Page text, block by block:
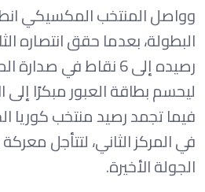
وواصل المنتخب المكسيكي
البطولة، بعدما حقق انتصاره
رصيده إلى 6 نقاط في
ليحسم بطاقة العبور مبكرًا إلى
في المركز الثاني، لتتأجل
الجولة الأخيرة.